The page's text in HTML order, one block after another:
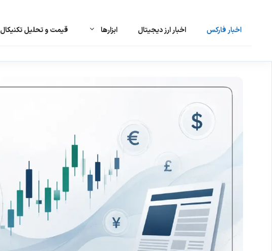
اخبار فارکس اخبار ارز دیجیتال ابزارها قیمت و تحلیل تکنیکال